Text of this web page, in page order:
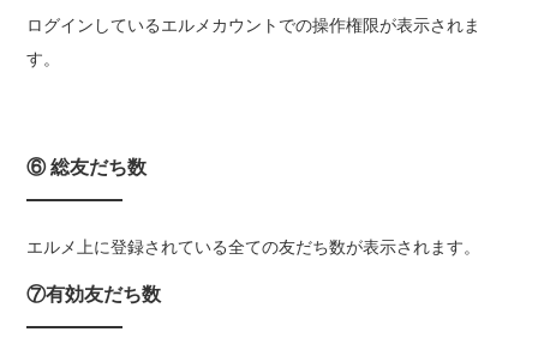
ログインしているエルメカウントでの操作権限が表示されま
す。
⑥ 総友だち数
エルメ上に登録されている全ての友だち数が表示されます。
⑦有効友だち数